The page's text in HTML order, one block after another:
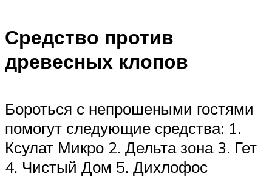
Средство против
древесных клопов
Бороться с непрошеными гостями
помогут следующие средства: 1.
Ксулат Микро 2. Дельта зона 3. Гет
4. Чистый Дом 5. Дихлофос